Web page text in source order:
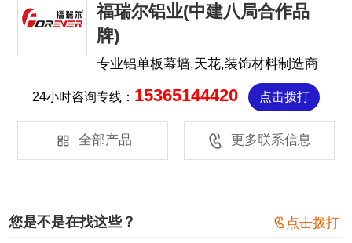
福瑞尔铝业(中建八局合作品
牌)
专业铝单板幕墙,天花,装饰材料制造商
24小时咨询专线： 15365144420 点击拨打
 全部产品  更多联系信息
您是不是在找这些？  点击拨打